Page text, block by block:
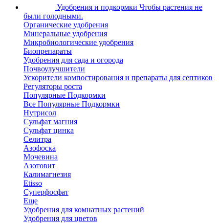
Удобрения и подкормки Чтобы растения не
были голодными.
Органические удобрения
Минеральные удобрения
Микробиологические удобрения
Биопрепараты
Удобрения для сада и огорода
Почвоулучшители
Ускорители компостирования и препараты для септиков
Регуляторы роста
Популярные Подкормки
Все Популярные Подкормки
Нутрисол
Сульфат магния
Сульфат цинка
Селитра
Азофоска
Мочевина
Азотовит
Калимагнезия
Etisso
Суперфосфат
Еще
Удобрения для комнатных растений
Удобрения для цветов